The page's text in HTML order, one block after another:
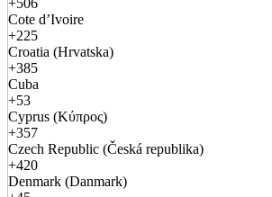
+506
Cote d’Ivoire
+225
Croatia (Hrvatska)
+385
Cuba
+53
Cyprus (Κύπρος)
+357
Czech Republic (Česká republika)
+420
Denmark (Danmark)